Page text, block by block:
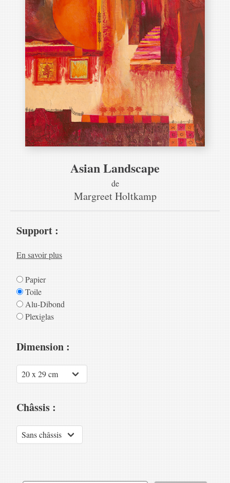
Asian Landscape
de
Margreet Holtkamp
Support :
En savoir plus
Papier
Toile
Alu-Dibond
Plexiglas
Dimension :
Châssis :